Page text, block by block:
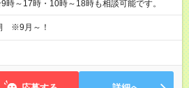
時～17時・10時～18時も相談可能です。
※9月～！